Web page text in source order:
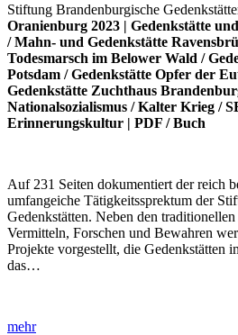
Stiftung Brandenburgische
Oranienburg 2023 | Gedenkstätte
/Mahn- und Gedenkstätte
Todesmarsch im Belower Wald /
Potsdam /Gedenkstätte Opfer der
Gedenkstätte Zuchthaus
Nationalsozialismus /Kalter Krieg /
Erinnerungskultur | PDF /Buch
Auf 231 Seiten dokumentiert der reich
umfangeiche Tätigkeitssprektum der
Gedenkstätten. Neben den
Vermitteln, Forschen und Bewahren
Projekte vorgestellt, die Gedenkstätten
das…
mehr